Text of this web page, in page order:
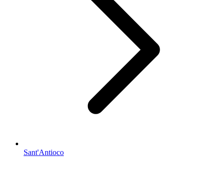
Sant'Antioco